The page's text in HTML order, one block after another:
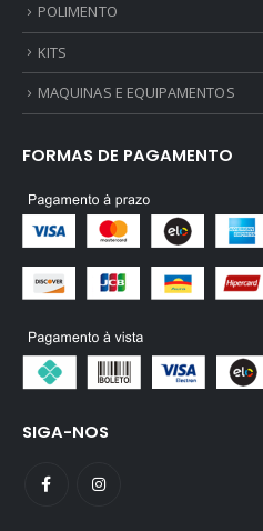
POLIMENTO
KITS
MAQUINAS E EQUIPAMENTOS
FORMAS DE PAGAMENTO
SIGA-NOS